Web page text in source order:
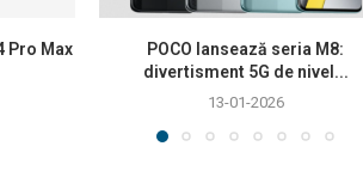
Pro Max
POCO lansează seria M8:
divertisment 5G de nivel...
13-01-2026